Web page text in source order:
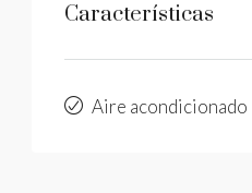
Características
Aire acondicionado